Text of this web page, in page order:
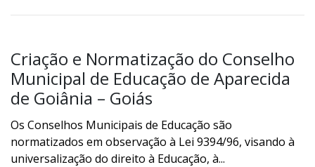
Criação e Normatização do Conselho
Municipal de Educação de Aparecida
de Goiânia – Goiás
Os Conselhos Municipais de Educação são
normatizados em observação à Lei 9394/96, visando à
universalização do direito à Educação, à...